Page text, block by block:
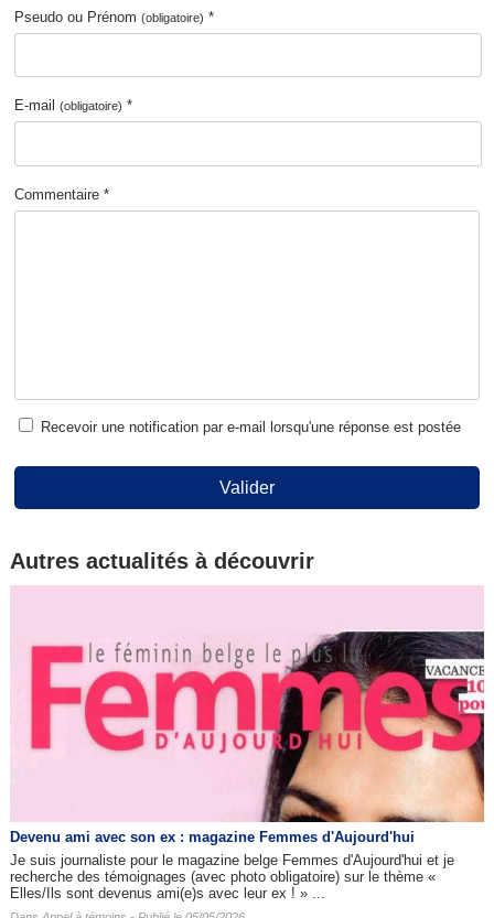
Pseudo ou Prénom(obligatoire) *
E-mail(obligatoire) *
Commentaire *
Recevoir une notification par e-mail lorsqu'une réponse est postée
Valider
Autres actualités à découvrir
Devenu ami avec son ex : magazine Femmes d'Aujourd'hui
Je suis journaliste pour le magazine belge Femmes d'Aujourd'hui et je
recherche des témoignages (avec photo obligatoire) sur le thème «
Elles/Ils sont devenus ami(e)s avec leur ex ! » ...